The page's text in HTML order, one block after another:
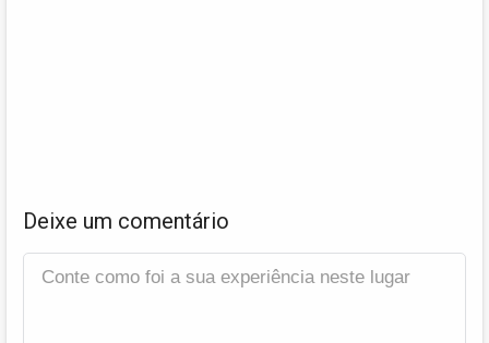
Deixe um comentário